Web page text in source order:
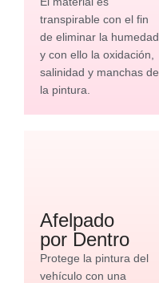
transpirable con el fin
de eliminar la humedad
y con ello la oxidación,
salinidad y manchas de
la pintura.
Afelpado
por Dentro
Protege la pintura del
vehículo con una